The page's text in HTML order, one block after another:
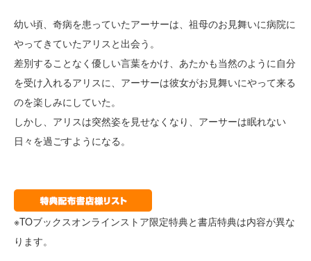
幼い頃、奇病を患っていたアーサーは、祖母のお見舞いに病院に
やってきていたアリスと出会う。
差別することなく優しい言葉をかけ、あたかも当然のように自分
を受け入れるアリスに、アーサーは彼女がお見舞いにやって来る
のを楽しみにしていた。
しかし、アリスは突然姿を見せなくなり、アーサーは眠れない
日々を過ごすようになる。
※TOブックスオンラインストア限定特典と書店特典は内容が異な
ります。